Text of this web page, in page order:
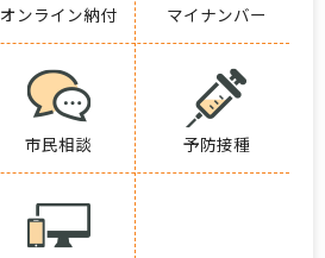
オンライン納付 マイナンバー
市民相談 予防接種